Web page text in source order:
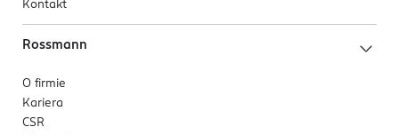
Kontakt
Rossmann
O firmie
Kariera
CSR